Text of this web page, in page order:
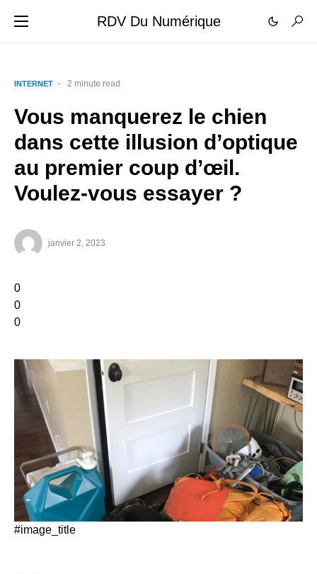
RDV Du Numérique
INTERNET 2 minute read
Vous manquerez le chien
dans cette illusion d’optique
au premier coup d’œil.
Voulez-vous essayer ?
janvier 2, 2023
0
0
0
#image_title